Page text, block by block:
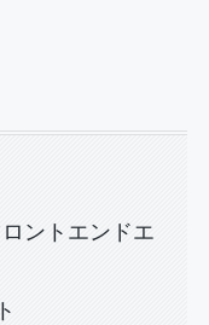
ントエンドエ